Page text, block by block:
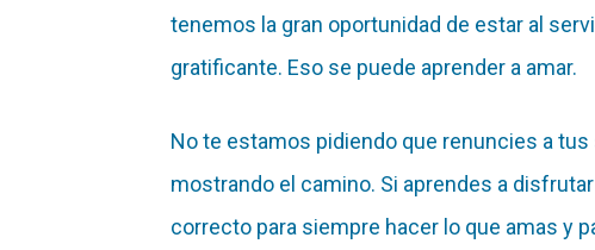
tenemos la gran oportunidad de estar al
gratificante. Eso se puede aprender a amar.
No te estamos pidiendo que renuncies a
mostrando el camino. Si aprendes a
correcto para siempre hacer lo que amas y